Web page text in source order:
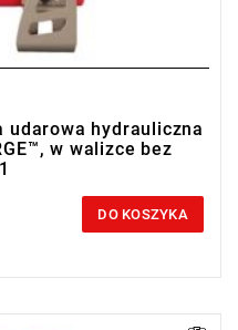
udarowa hydrauliczna
w walizce bez
DO KOSZYKA